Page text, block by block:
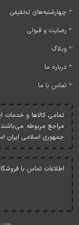
چهارشنبه‌های تخفیفی
رضایت و قبولی
وبلاگ
درباره ما
تماس با ما
تمامی کالاها و خدمات
مراجع مربوطه
جمهوری اسلامی ايران
اطلاعات تماس با